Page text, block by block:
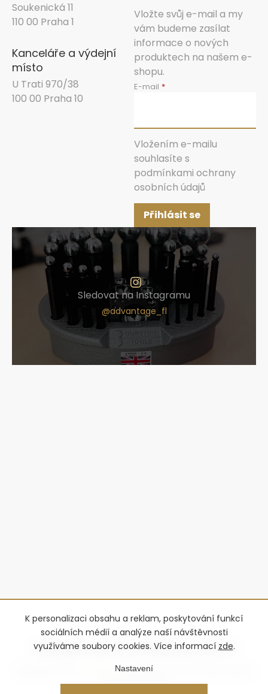
K personalizaci obsahu a reklam, poskytování funkcí
sociálních médií a analýze naší návštěvnosti
využíváme soubory cookies. Více informací zde.
Nastavení
Soukenická 11
110 00 Praha 1
Kanceláře a výdejní
místo
U Trati 970/38
100 00 Praha 10
Vložte svůj e-mail a my
vám budeme zasílat
informace o nových
produktech na našem e-
shopu.
E-mail
Vložením e-mailu
souhlasíte s
podmínkami ochrany
osobních údajů
Přihlásit se
Sledovat na Instagramu
Advantage-fl. Všechna práva vyhrazena.
nastavení cookies